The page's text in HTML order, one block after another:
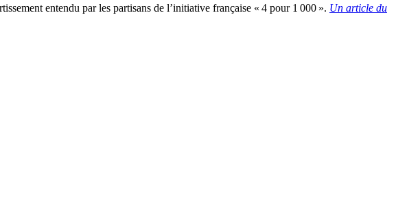
entendu par les partisans de l’initiative française « 4 pour 1 000 ». Un article du